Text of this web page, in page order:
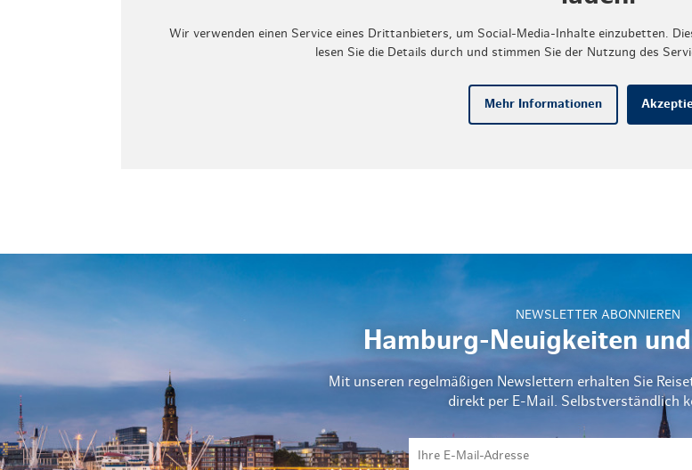
Wir verwenden einen Service eines Drittanbieters, um Social-Media-Inhalte einzubetten.
lesen Sie die Details durch und stimmen Sie der Nutzung des
Mehr Informationen
NEWSLETTER ABONNIEREN
Hamburg-Neuigkeiten
Mit unseren regelmäßigen Newslettern erhalten Sie
direkt per E-Mail. Selbstverständlich